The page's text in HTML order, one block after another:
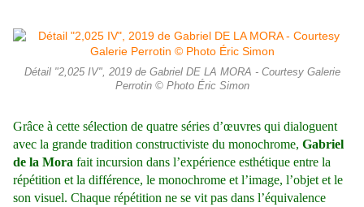
Détail "2,025 IV", 2019 de Gabriel DE LA MORA - Courtesy Galerie
Perrotin © Photo Éric Simon
Grâce à cette sélection de quatre séries d’œuvres qui dialoguent
avec la grande tradition constructiviste du monochrome, Gabriel
de la Mora fait incursion dans l’expérience esthétique entre la
répétition et la différence, le monochrome et l’image, l’objet et le
son visuel. Chaque répétition ne se vit pas dans l’équivalence